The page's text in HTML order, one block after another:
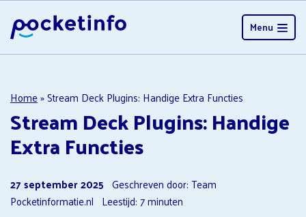
Menu
Home»Stream Deck Plugins: Handige Extra Functies
Stream Deck Plugins: Handige
Extra Functies
27 september 2025 Geschreven door: Team
Pocketinformatie.nl Leestijd:7minuten